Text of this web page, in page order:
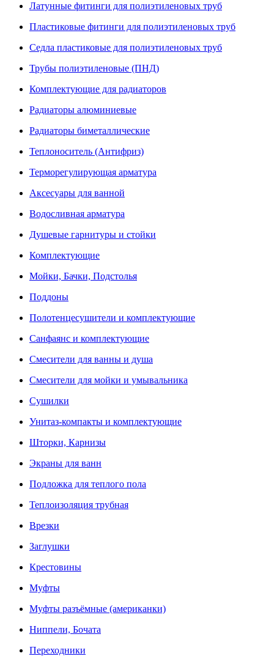
Латунные фитинги для полиэтиленовых труб
Пластиковые фитинги для полиэтиленовых труб
Седла пластиковые для полиэтиленовых труб
Трубы полиэтиленовые (ПНД)
Комплектующие для радиаторов
Радиаторы алюминиевые
Радиаторы биметаллические
Теплоноситель (Антифриз)
Терморегулирующая арматура
Аксесуары для ванной
Водосливная арматура
Душевые гарнитуры и стойки
Комплектующие
Мойки, Бачки, Подстолья
Поддоны
Полотенцесушители и комплектующие
Санфаянс и комплектующие
Смесители для ванны и душа
Смесители для мойки и умывальника
Сушилки
Унитаз-компакты и комплектующие
Шторки, Карнизы
Экраны для ванн
Подложка для теплого пола
Теплоизоляция трубная
Врезки
Заглушки
Крестовины
Муфты
Муфты разъёмные (американки)
Ниппели, Бочата
Переходники